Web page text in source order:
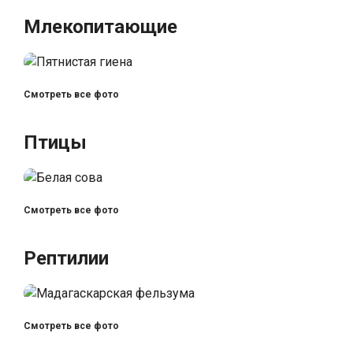
Млекопитающие
Смотреть все фото
Птицы
Смотреть все фото
Рептилии
Смотреть все фото